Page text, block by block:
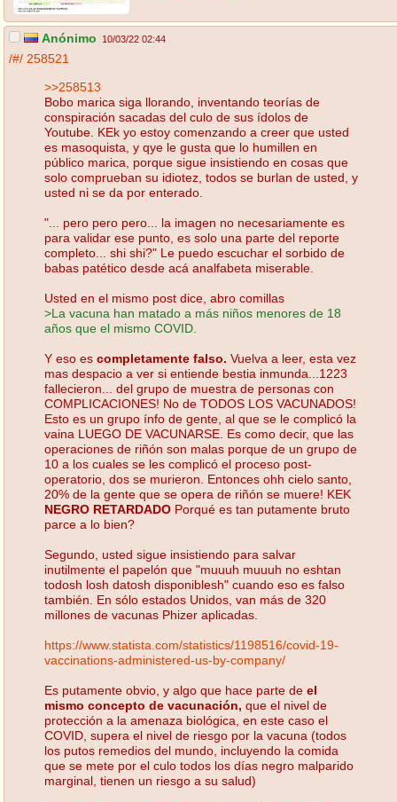
Anónimo 10/03/22 02:44
/#/ 258521
>>258513
Bobo marica siga llorando, inventando teorías de
conspiración sacadas del culo de sus ídolos de
Youtube. KEk yo estoy comenzando a creer que usted
es masoquista, y qye le gusta que lo humillen en
público marica, porque sigue insistiendo en cosas que
solo comprueban su idiotez, todos se burlan de usted, y
usted ni se da por enterado.
"... pero pero pero... la imagen no necesariamente es
para validar ese punto, es solo una parte del reporte
completo... shi shi?" Le puedo escuchar el sorbido de
babas patético desde acá analfabeta miserable.
Usted en el mismo post dice, abro comillas
>La vacuna han matado a más niños menores de 18
años que el mismo COVID.
Y eso es completamente falso. Vuelva a leer, esta vez
mas despacio a ver si entiende bestia inmunda...1223
fallecieron... del grupo de muestra de personas con
COMPLICACIONES! No de TODOS LOS VACUNADOS!
Esto es un grupo ínfo de gente, al que se le complicó la
vaina LUEGO DE VACUNARSE. Es como decir, que las
operaciones de riñón son malas porque de un grupo de
10 a los cuales se les complicó el proceso post-
operatorio, dos se murieron. Entonces ohh cielo santo,
20% de la gente que se opera de riñón se muere! KEK
NEGRO RETARDADO Porqué es tan putamente bruto
parce a lo bien?
Segundo, usted sigue insistiendo para salvar
inutilmente el papelón que "muuuh muuuh no eshtan
todosh losh datosh disponiblesh" cuando eso es falso
también. En sólo estados Unidos, van más de 320
millones de vacunas Phizer aplicadas.
https://www.statista.com/statistics/1198516/covid-19-
vaccinations-administered-us-by-company/
Es putamente obvio, y algo que hace parte de el
mismo concepto de vacunación, que el nivel de
protección a la amenaza biológica, en este caso el
COVID, supera el nivel de riesgo por la vacuna (todos
los putos remedios del mundo, incluyendo la comida
que se mete por el culo todos los días negro malparido
marginal, tienen un riesgo a su salud)